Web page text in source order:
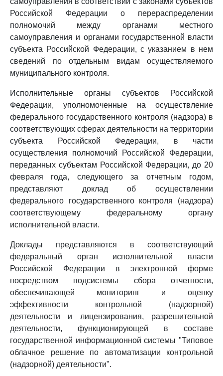
Российской Федерации о перераспределении
полномочий между органами местного
самоуправления и органами государственной власти
субъекта Российской Федерации, с указанием в нем
сведений по отдельным видам осуществляемого
муниципального контроля.
Исполнительные органы субъектов Российской
Федерации, уполномоченные на осуществление
федерального государственного контроля (надзора) в
соответствующих сферах деятельности на территории
субъекта Российской Федерации, в части
осуществления полномочий Российской Федерации,
переданных субъектам Российской Федерации, до 20
февраля года, следующего за отчетным годом,
представляют доклад об осуществлении
федерального государственного контроля (надзора)
соответствующему федеральному органу
исполнительной власти.
Доклады представляются в соответствующий
федеральный орган исполнительной власти
Российской Федерации в электронной форме
посредством подсистемы сбора отчетности,
обеспечивающей мониторинг и оценку
эффективности контрольной (надзорной)
деятельности и лицензирования, разрешительной
деятельности, функционирующей в составе
государственной информационной системы "Типовое
облачное решение по автоматизации контрольной
(надзорной) деятельности".